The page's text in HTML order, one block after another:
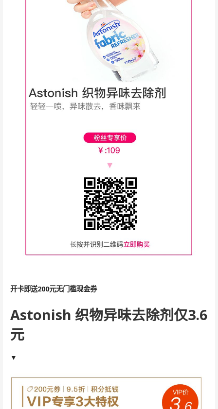
开卡即送200元无门槛现金券
Astonish 织物异味去除剂仅3.6
元
▼